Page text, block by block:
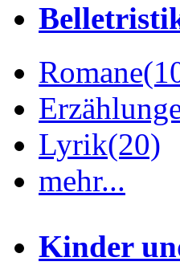
Romane
Lyrik(20)
mehr...
Kinder